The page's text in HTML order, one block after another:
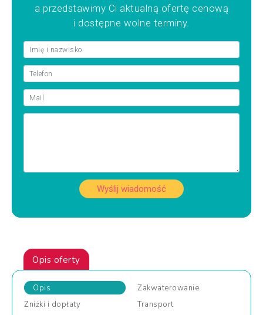
a przedstawimy Ci aktualną ofertę cenową
i dostępne wolne terminy.
Wyślij wiadomość
Opis oferty
Opis
Zakwaterowanie
Zniżki i dopłaty
Transport